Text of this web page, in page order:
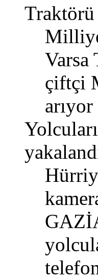
çiftçi
arıyor